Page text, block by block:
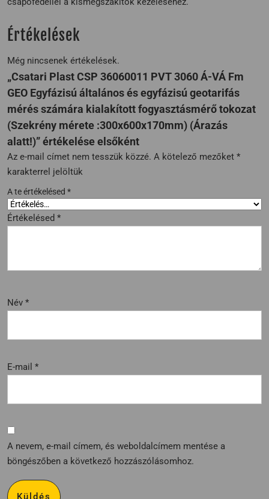
Értékelések
Még nincsenek értékelések.
„Csatari Plast CSP 36060011 PVT 3060 Á-VÁ Fm
GEO Egyfázisú általános és egyfázisú geotarifás
mérés számára kialakított fogyasztásmérő tokozat
(Szekrény mérete :300x600x170mm) (Árazás
alatt!)” értékelése elsőként
Az e-mail címet nem tesszük közzé. A kötelező mezőket *
karakterrel jelöltük
A te értékelésed *
Értékelésed *
Név *
E-mail *
A nevem, e-mail címem, és weboldalcímem mentése a
böngészőben a következő hozzászólásomhoz.